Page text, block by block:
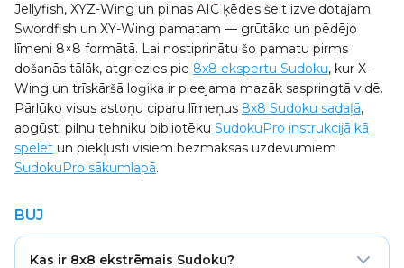
Jellyfish, XYZ-Wing un pilnas AIC ķēdes šeit izveidotajam
Swordfish un XY-Wing pamatam — grūtāko un pēdējo
līmeni 8×8 formātā. Lai nostiprinātu šo pamatu pirms
došanās tālāk, atgriezies pie 8x8 ekspertu Sudoku, kur X-
Wing un trīskāršā loģika ir pieejama mazāk saspringtā vidē.
Pārlūko visus astoņu ciparu līmeņus 8x8 Sudoku sadaļā,
apgūsti pilnu tehniku bibliotēku SudokuPro instrukcijā kā
spēlēt un piekļūsti visiem bezmaksas uzdevumiem
SudokuPro sākumlapā.
BUJ
Kas ir 8x8 ekstrēmais Sudoku?